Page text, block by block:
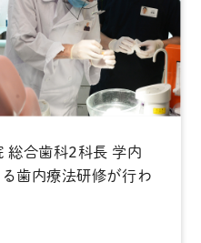
総合歯科2科長 学内
歯内療法研修が行わ